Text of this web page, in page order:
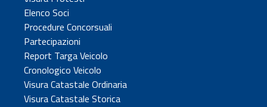
Elenco Soci
Procedure Concorsuali
Partecipazioni
Report Targa Veicolo
Cronologico Veicolo
Visura Catastale Ordinaria
Visura Catastale Storica